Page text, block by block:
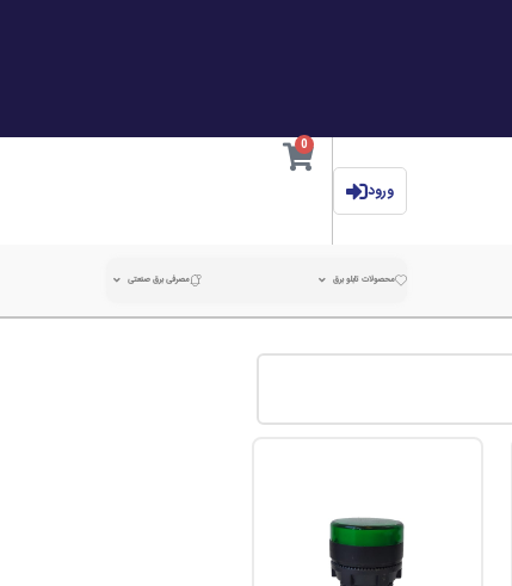
ورود
0
محصولات تابلو برق مصرفی برق صنعتی